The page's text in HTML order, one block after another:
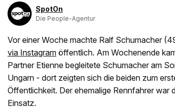
SpotOn
Die People-Agentur
Vor einer Woche machte Ralf Schumacher
via Instagram öffentlich. Am Wochenende
Partner Etienne begleitete Schumacher am
Ungarn - dort zeigten sich die beiden zum
Öffentlichkeit. Der ehemalige Rennfahrer
Einsatz.